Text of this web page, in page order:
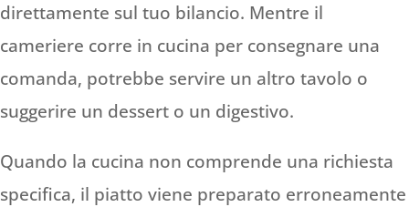
direttamente sul tuo bilancio. Mentre il
cameriere corre in cucina per consegnare una
comanda, potrebbe servire un altro tavolo o
suggerire un dessert o un digestivo.
Quando la cucina non comprende una richiesta
specifica, il piatto viene preparato erroneamente